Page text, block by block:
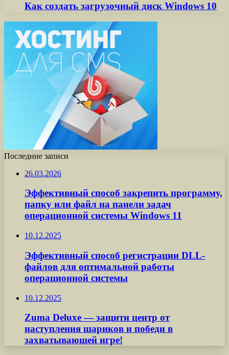
Как создать загрузочный диск Windows 10
Последние записи
26.03.2026
Эффективный способ закрепить программу,
папку или файл на панели задач
операционной системы Windows 11
10.12.2025
Эффективный способ регистрации DLL-
файлов для оптимальной работы
операционной системы
10.12.2025
Zuma Deluxe — защити центр от
наступления шариков и победи в
захватывающей игре!